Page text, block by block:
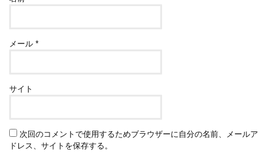
メール*
サイト
次回のコメントで使用するためブラウザーに自分の名前、メールア
ドレス、サイトを保存する。